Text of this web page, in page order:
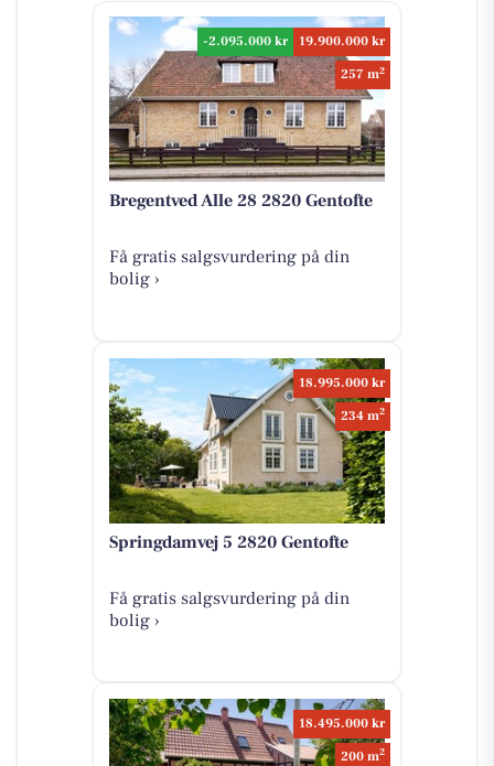
-2.095.000 kr
19.900.000 kr
257 m2
Bregentved Alle 28 2820 Gentofte
Få gratis salgsvurdering på din
bolig ›
18.995.000 kr
234 m2
Springdamvej 5 2820 Gentofte
Få gratis salgsvurdering på din
bolig ›
18.495.000 kr
200 m2